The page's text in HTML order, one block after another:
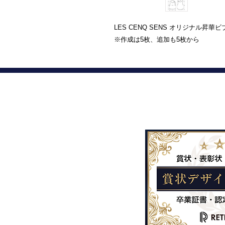
LES CENQ SENS オリジナル昇華ビ
※作成は5枚、追加も5枚から